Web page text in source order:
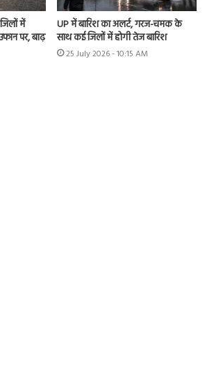
में
पर, बाढ़
UP में बारिश का अलर्ट, गरज-चमक के
साथ कई जिलों में होगी तेज बारिश
25 July 2026 - 10:15 AM